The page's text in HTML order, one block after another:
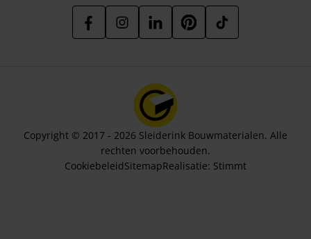
Copyright © 2017 - 2026 Sleiderink Bouwmaterialen. Alle
rechten voorbehouden.
CookiebeleidSitemapRealisatie: Stimmt